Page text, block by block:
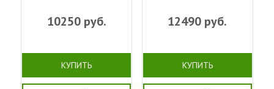
10250руб.
КУПИТЬ
12490 руб.
КУПИТЬ